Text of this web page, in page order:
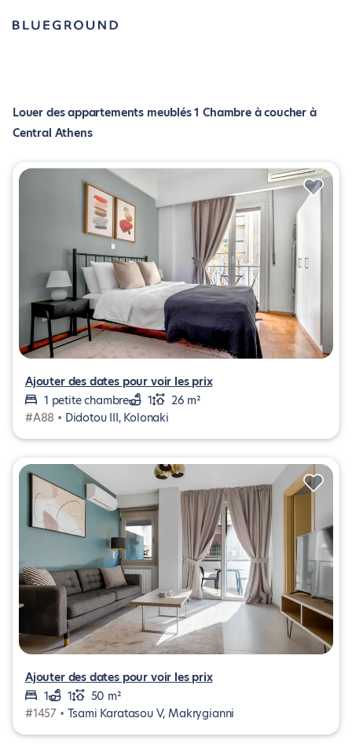
Louer des appartements meublés 1 Chambre à coucher à
Central Athens
Ajouter des dates pour voir les prix
1 petite chambre
1
26 m²
#A88 • Didotou III, Kolonaki
Ajouter des dates pour voir les prix
1
1
50 m²
#1457 • Tsami Karatasou V, Makrygianni